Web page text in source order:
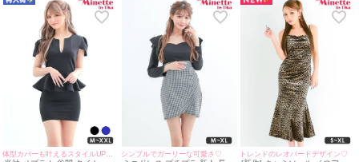
シンプルでガーリーな可愛さ♡ トレンドのレオパードデザイン♡